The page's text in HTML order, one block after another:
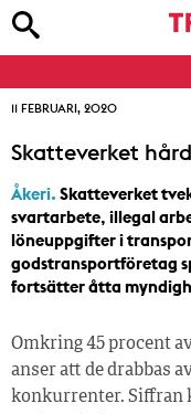
11 FEBRUARI, 2020
Skatteverket
Åkeri. Skatteverket
svartarbete, illegal
löneuppgifter i
godstransportföretag
fortsätter åtta
Omkring 45 procent
anser att de drabbas
konkurrenter. Siffran